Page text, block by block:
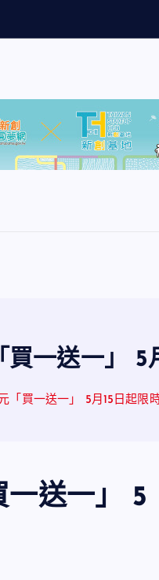
一送一」 5
「買一送一」 5月15日起限
一送一」 5